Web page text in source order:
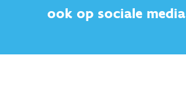
ook op sociale media